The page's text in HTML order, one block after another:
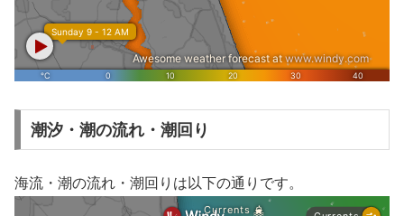
潮汐・潮の流れ・潮回り
海流・潮の流れ・潮回りは以下の通りです。